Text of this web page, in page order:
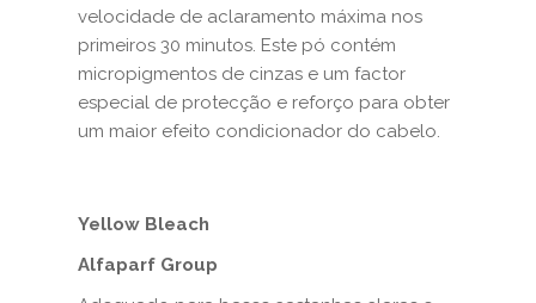
velocidade de aclaramento máxima nos
primeiros 30 minutos. Este pó contém
micropigmentos de cinzas e um factor
especial de protecção e reforço para obter
um maior efeito condicionador do cabelo.
Yellow Bleach
Alfaparf Group